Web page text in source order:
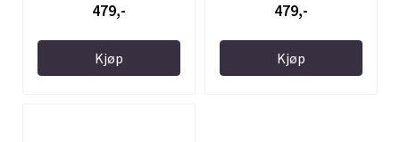
479,-
Kjøp
479,-
Kjøp